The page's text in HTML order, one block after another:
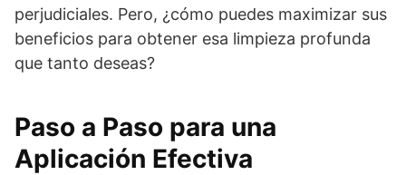
perjudiciales. Pero, ¿cómo puedes maximizar sus
beneficios para obtener esa limpieza profunda
que tanto deseas?
Paso a Paso para una
Aplicación Efectiva